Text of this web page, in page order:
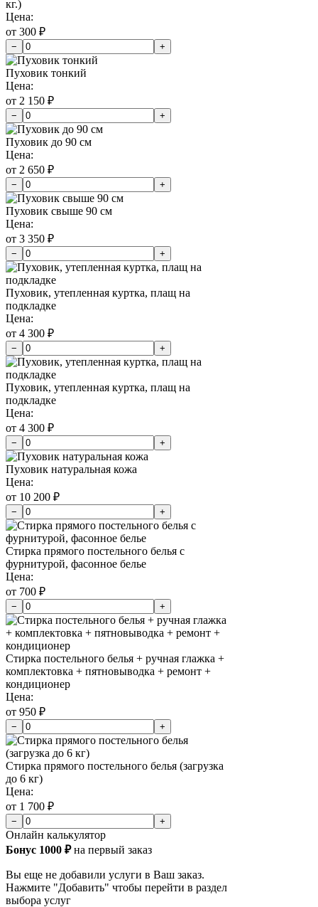
кг.)
Цена:
от 300 ₽
− +
Пуховик тонкий
Цена:
от 2 150 ₽
− +
Пуховик до 90 см
Цена:
от 2 650 ₽
− +
Пуховик свыше 90 см
Цена:
от 3 350 ₽
− +
Пуховик, утепленная куртка, плащ на
подкладке
Цена:
от 4 300 ₽
− +
Пуховик, утепленная куртка, плащ на
подкладке
Цена:
от 4 300 ₽
− +
Пуховик натуральная кожа
Цена:
от 10 200 ₽
− +
Стирка прямого постельного белья с
фурнитурой, фасонное белье
Цена:
от 700 ₽
− +
Стирка постельного белья + ручная глажка +
комплектовка + пятновыводка + ремонт +
кондиционер
Цена:
от 950 ₽
− +
Стирка прямого постельного белья (загрузка
до 6 кг)
Цена:
от 1 700 ₽
− +
Онлайн калькулятор
Бонус 1000 ₽на первый заказ
Вы еще не добавили услуги в Ваш заказ.
Нажмите "Добавить" чтобы перейти в раздел
выбора услуг